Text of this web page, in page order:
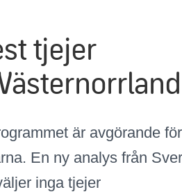
tjejer
är avgörande
En ny analys från
inga tjejer